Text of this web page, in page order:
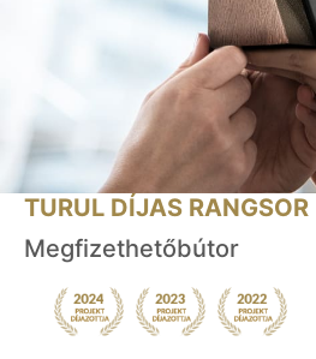
TURUL DÍJAS RANGSOR
Megfizethetőbútor